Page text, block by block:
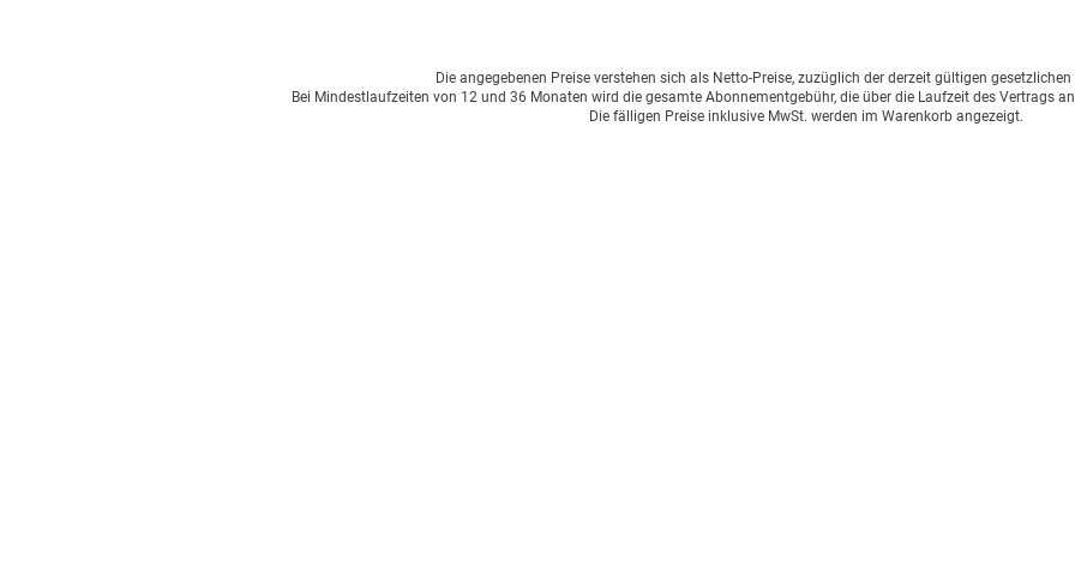
Die angegebenen Preise verstehen sich als Netto-Preise, zuzüglich der derzeit gültigen
Bei Mindestlaufzeiten von 12 und 36 Monaten wird die gesamte Abonnementgebühr, die über die Laufzeit des Vertrags
Die fälligen Preise inklusive MwSt. werden im Warenkorb angezeigt.